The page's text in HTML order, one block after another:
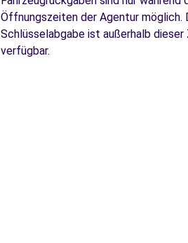
Öffnungszeiten der Agentur möglich.
Schlüsselabgabe ist außerhalb
verfügbar.